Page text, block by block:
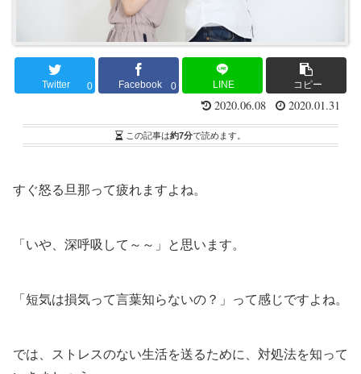
Twitter 0 Facebook 0 LINE コピー
2020.06.08 2020.01.31
この記事は約7分で読めます。
すぐ怒る旦那って疲れますよね。
「いや、深呼吸して～～」と思います。
「短気は損気って言葉知らないの？」って感じですよね。
では、ストレスのない生活を送るために、対処法を知って